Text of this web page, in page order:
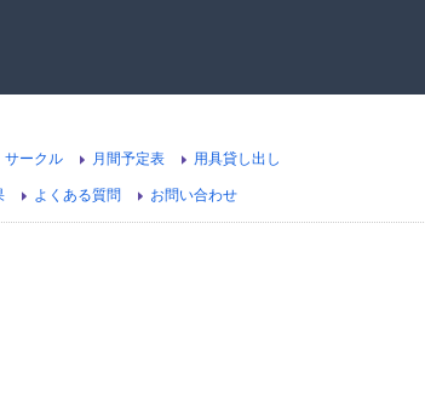
サークル 月間予定表 用具貸し出し
よくある質問 お問い合わせ